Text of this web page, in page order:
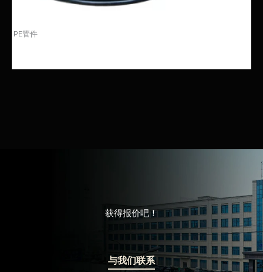
PE管件
获得报价吧！
与我们联系